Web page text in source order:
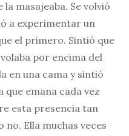
masajeaba. Se volvió
a experimentar un
el primero. Sintió que
por encima del
en una cama y sintió
que emana cada vez
esta presencia tan
no. Ella muchas veces